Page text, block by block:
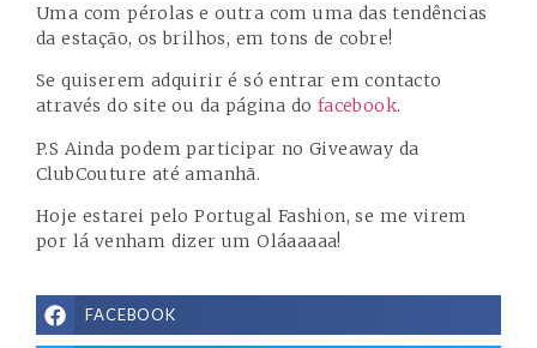
Uma com pérolas e outra com uma das tendências
da estação, os brilhos, em tons de cobre!
Se quiserem adquirir é só entrar em contacto
através dosite ou da página do facebook.
P.S Ainda podem participar no Giveaway da
ClubCouture até amanhã.
Hoje estarei pelo Portugal Fashion, se me virem
por lá venham dizer um Oláaaaaa!
FACEBOOK